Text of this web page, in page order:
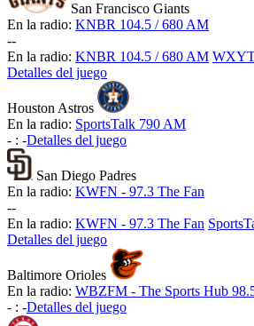
San Francisco Giants
En la radio: KNBR 104.5 / 680 AM
--
En la radio: KNBR 104.5 / 680 AM
Detalles del juego
Houston Astros
En la radio: SportsTalk 790 AM
- : -Detalles del juego
San Diego Padres
En la radio: KWFN - 97.3 The Fan
--
En la radio: KWFN - 97.3 The Fan
Detalles del juego
Baltimore Orioles
En la radio: WBZFM - The Sports Hub
- : -Detalles del juego